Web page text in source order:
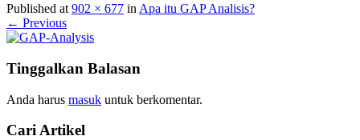
Published at 902 × 677 in Apa itu GAP Analisis?
← Previous
Tinggalkan Balasan
Anda harus masuk untuk berkomentar.
Cari Artikel